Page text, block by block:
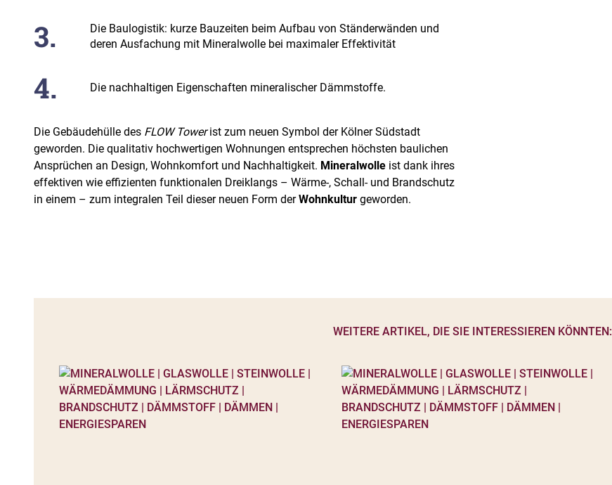
Die Baulogistik: kurze Bauzeiten beim Aufbau von Ständerwänden und
deren Ausfachung mit Mineralwolle bei maximaler Effektivität
Die nachhaltigen Eigenschaften mineralischer Dämmstoffe.
Die Gebäudehülle des FLOW Towerist zum neuen Symbol der Kölner Südstadt
geworden. Die qualitativ hochwertigen Wohnungen entsprechen höchsten baulichen
Ansprüchen an Design, Wohnkomfort und Nachhaltigkeit. Mineralwolle ist dank ihres
effektiven wie effizienten funktionalen Dreiklangs – Wärme-, Schall- und Brandschutz
in einem – zum integralen Teil dieser neuen Form derWohnkultur geworden.
WEITERE ARTIKEL, DIE SIE INTERESSIEREN KÖNNTEN: